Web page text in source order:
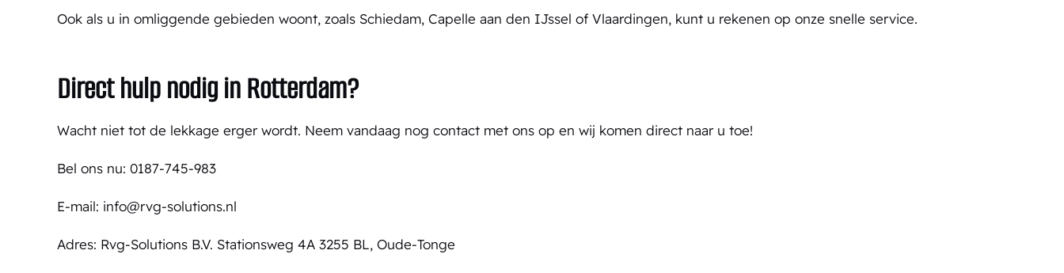
Ook als u in omliggende gebieden woont, zoals Schiedam, Capelle aan den IJssel of Vlaardingen, kunt u rekenen op onze snelle service.
Direct hulp nodig in Rotterdam?
Wacht niet tot de lekkage erger wordt. Neem vandaag nog contactmet ons op en wij komen direct naar u toe!
Bel ons nu: 0187-745-983
E-mail: info@rvg-solutions.nl
Adres: Rvg-Solutions B.V. Stationsweg 4A 3255 BL, Oude-Tonge